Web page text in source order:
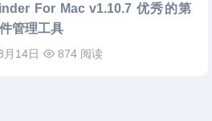
For Mac v1.10.7 优秀的第
管理工具
月14日 874 阅读